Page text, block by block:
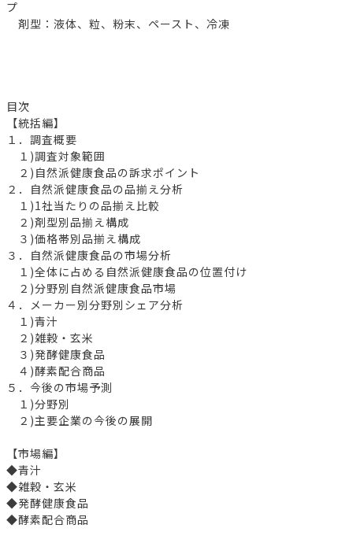
プ
剤型：液体、粒、粉末、ペースト、冷凍
目次
【統括編】
１．調査概要
１)調査対象範囲
２)自然派健康食品の訴求ポイント
２．自然派健康食品の品揃え分析
１)1社当たりの品揃え比較
２)剤型別品揃え構成
３)価格帯別品揃え構成
３．自然派健康食品の市場分析
１)全体に占める自然派健康食品の位置付け
２)分野別自然派健康食品市場
４．メーカー別分野別シェア分析
１)青汁
２)雑穀・玄米
３)発酵健康食品
４)酵素配合商品
５．今後の市場予測
１)分野別
２)主要企業の今後の展開
【市場編】
◆青汁
◆雑穀・玄米
◆発酵健康食品
◆酵素配合商品